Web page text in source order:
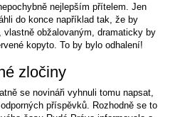
nejlepším přítelem. Jen
do konce například tak, že by
obžalovaným, dramaticky by
kopyto. To by bylo odhalení!
zločiny
se novináři vyhnuli tomu napsat,
příspěvků. Rozhodně se to